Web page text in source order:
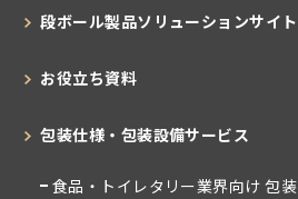
段ボール製品ソリューションサイト
お役立ち資料
包装仕様・包装設備サービス
食品・トイレタリー業界向け 包装